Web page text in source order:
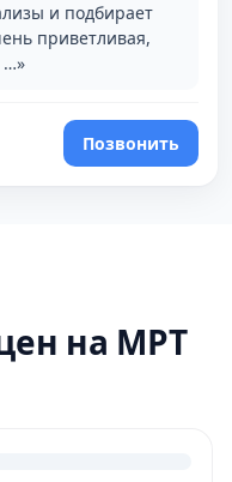
и подбирает
приветливая,
…»
Позвонить
на МРТ